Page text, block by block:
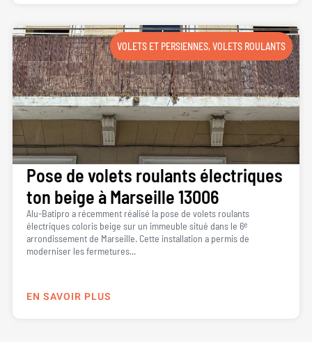
VOLETS ET PERSIENNES,VOLETS ROULANTS
Pose de volets roulants électriques
ton beige à Marseille 13006
Alu-Batipro a récemment réalisé la pose de volets roulants
électriques coloris beige sur un immeuble situé dans le 6ᵉ
arrondissement de Marseille. Cette installation a permis de
moderniser les fermetures...
EN SAVOIR PLUS